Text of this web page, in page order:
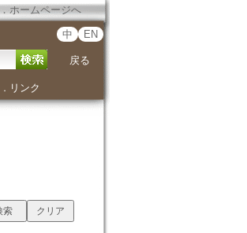
． ホームページへ
中 EN
戻る
． リンク